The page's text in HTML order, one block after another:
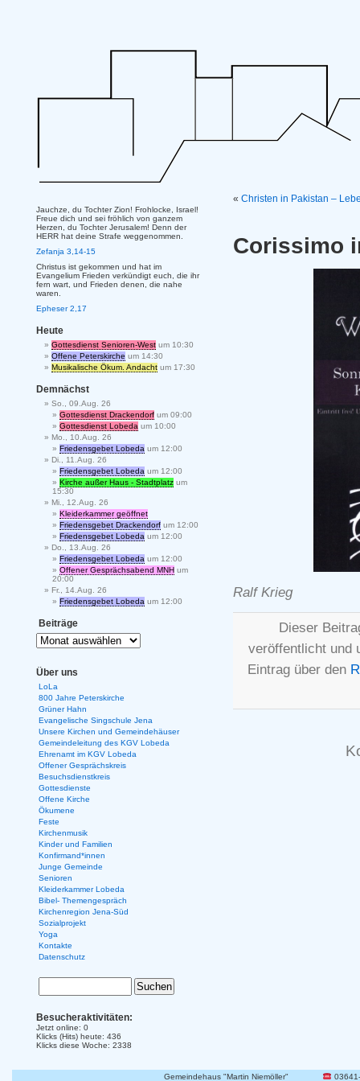
« Christen in Pakistan –
Corissimo
Ralf Krieg
Dieser
veröffentlicht und
Eintrag über den
Jauchze, du Tochter Zion! Frohlocke, Israel!
Freue dich und sei fröhlich von ganzem
Herzen, du Tochter Jerusalem! Denn der
HERR hat deine Strafe weggenommen.
Zefanja 3,14-15
Christus ist gekommen und hat im
Evangelium Frieden verkündigt euch, die ihr
fern wart, und Frieden denen, die nahe
waren.
Epheser 2,17
Heute
Gottesdienst Senioren-West um 10:30
Offene Peterskirche um 14:30
Musikalische Ökum. Andacht um 17:30
Demnächst
So., 09.Aug. 26
Gottesdienst Drackendorf um 09:00
Gottesdienst Lobeda um 10:00
Mo., 10.Aug. 26
Friedensgebet Lobeda um 12:00
Di., 11.Aug. 26
Friedensgebet Lobeda um 12:00
Kirche außer Haus - Stadtplatz um
15:30
Mi., 12.Aug. 26
Kleiderkammer geöffnet
Friedensgebet Drackendorf um 12:00
Friedensgebet Lobeda um 12:00
Do., 13.Aug. 26
Friedensgebet Lobeda um 12:00
Offener Gesprächsabend MNH um
20:00
Fr., 14.Aug. 26
Friedensgebet Lobeda um 12:00
Beiträge
Über uns
LoLa
800 Jahre Peterskirche
Grüner Hahn
Evangelische Singschule Jena
Unsere Kirchen und Gemeindehäuser
Gemeindeleitung des KGV Lobeda
Ehrenamt im KGV Lobeda
Offener Gesprächskreis
Besuchsdienstkreis
Gottesdienste
Offene Kirche
Ökumene
Feste
Kirchenmusik
Kinder und Familien
Konfirmand*innen
Junge Gemeinde
Senioren
Kleiderkammer Lobeda
Bibel- Themengespräch
Kirchenregion Jena-Süd
Sozialprojekt
Yoga
Kontakte
Datenschutz
Besucheraktivitäten:
Jetzt online: 0
Klicks (Hits) heute: 436
Klicks diese Woche: 2338
Gemeindehaus "Martin Niemöller"